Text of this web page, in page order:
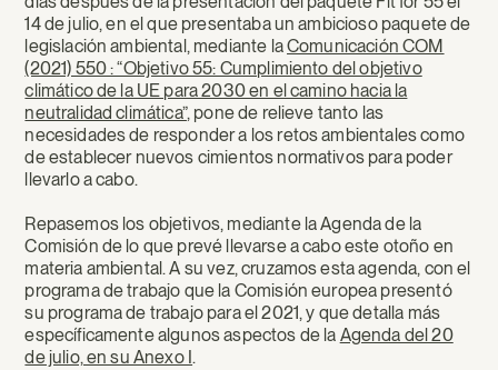
14 de julio, en el que presentaba un ambicioso paquete de
legislación ambiental, mediante laComunicación COM
(2021) 550 : “Objetivo 55: Cumplimiento del objetivo
climático de la UE para 2030 en el camino hacia la
neutralidad climática”, pone de relieve tanto las
necesidades de responder a los retos ambientales como
de establecer nuevos cimientos normativos para poder
llevarlo a cabo.
Repasemos los objetivos, mediante la Agenda de la
Comisión de lo que prevé llevarse a cabo este otoño en
materia ambiental. A su vez, cruzamos esta agenda, con el
programa de trabajo que la Comisión europea presentó
su programa de trabajo para el 2021, y que detalla más
específicamente algunos aspectos de la Agenda del 20
de julio, en su Anexo I.